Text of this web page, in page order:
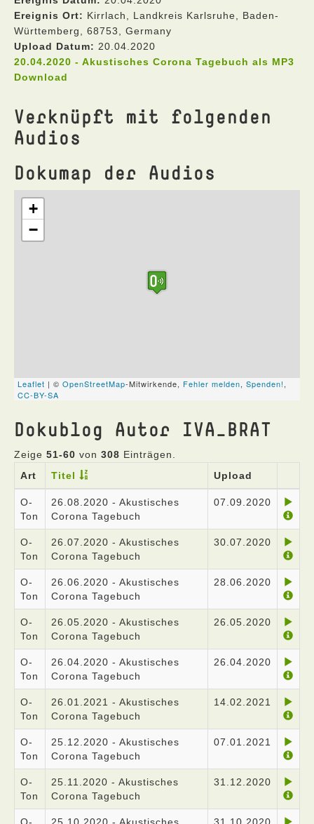
Ereignis Ort: Kirrlach, Landkreis Karlsruhe, Baden-
Württemberg, 68753, Germany
Upload Datum: 20.04.2020
20.04.2020 - Akustisches Corona Tagebuch als MP3
Download
Verknüpft mit folgenden
Audios
Dokumap der Audios
Dokublog Autor IVA_BRAT
Zeige 51-60 von 308 Einträgen.
Art
Titel Upload
O-
Ton
26.08.2020 - Akustisches
Corona Tagebuch
07.09.2020
O-
Ton
26.07.2020 - Akustisches
Corona Tagebuch
30.07.2020
O-
Ton
26.06.2020 - Akustisches
Corona Tagebuch
28.06.2020
O-
Ton
26.05.2020 - Akustisches
Corona Tagebuch
26.05.2020
O-
Ton
26.04.2020 - Akustisches
Corona Tagebuch
26.04.2020
O-
Ton
26.01.2021 - Akustisches
Corona Tagebuch
14.02.2021
O-
Ton
25.12.2020 - Akustisches
Corona Tagebuch
07.01.2021
O-
Ton
25.11.2020 - Akustisches
Corona Tagebuch
31.12.2020